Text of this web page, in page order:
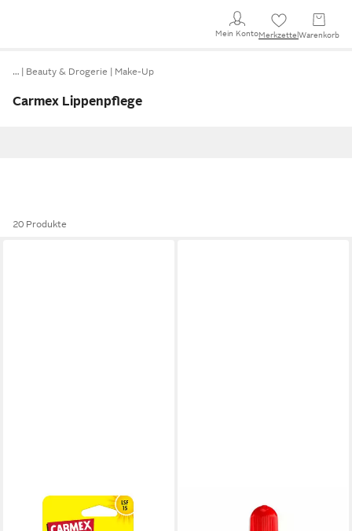
Mein KontoMerkzettel Warenkorb
… Beauty & Drogerie Make-Up
Carmex Lippenpflege
20 Produkte
CARMEX
Lippenpflegestift Carmex
Lippenpflegemittel